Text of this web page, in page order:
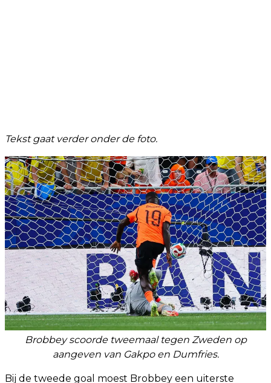
Tekst gaat verder onder de foto.
Brobbey scoorde tweemaal tegen Zweden op
aangeven van Gakpo en Dumfries.
Bij de tweede goal moest Brobbey een uiterste